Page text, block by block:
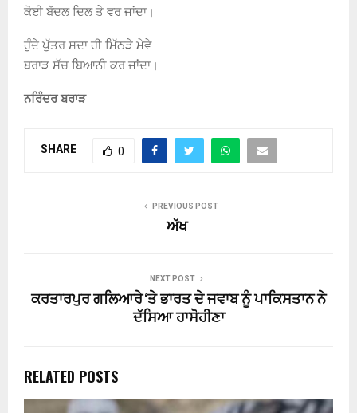
ਕੋਈ ਬੱਦਲ ਦਿਲ ਤੇ ਵਰ ਜਾਂਦਾ।
ਹੁੰਦੇ ਪੁੱਤਰ ਸਦਾ ਹੀ ਮਿੱਠੜੇ ਮੇਵੇ
ਬਰਾੜ ਸੱਚ ਬਿਆਨੀ ਕਰ ਜਾਂਦਾ।
ਨਰਿੰਦਰ ਬਰਾੜ
SHARE 0
PREVIOUS POST
ਅੱਖ
NEXT POST
ਕਰਤਾਰਪੁਰ ਗਲਿਆਰੇ ‘ਤੇ ਭਾਰਤ ਦੇ ਜਵਾਬ ਨੂੰ ਪਾਕਿਸਤਾਨ ਨੇ
ਦੱਸਿਆ ਹਾਸੋਹੀਣਾ
RELATED POSTS